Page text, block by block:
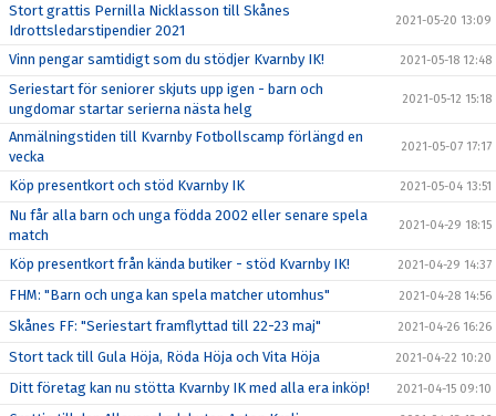
Stort grattis Pernilla Nicklasson till Skånes
Idrottsledarstipendier 2021
2021-05-20 13:09
Vinn pengar samtidigt som du stödjer Kvarnby IK! 2021-05-18 12:48
Seriestart för seniorer skjuts upp igen - barn och
ungdomar startar serierna nästa helg
2021-05-12 15:18
Anmälningstiden till Kvarnby Fotbollscamp förlängd en
vecka
2021-05-07 17:17
Köp presentkort och stöd Kvarnby IK 2021-05-04 13:51
Nu får alla barn och unga födda 2002 eller senare spela
match
2021-04-29 18:15
Köp presentkort från kända butiker - stöd Kvarnby IK! 2021-04-29 14:37
FHM: "Barn och unga kan spela matcher utomhus" 2021-04-28 14:56
Skånes FF: "Seriestart framflyttad till 22-23 maj" 2021-04-26 16:26
Stort tack till Gula Höja, Röda Höja och Vita Höja 2021-04-22 10:20
Ditt företag kan nu stötta Kvarnby IK med alla era inköp! 2021-04-15 09:10